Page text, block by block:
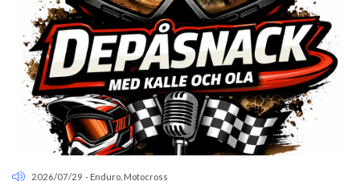
2026/07/29 - Enduro Motocross